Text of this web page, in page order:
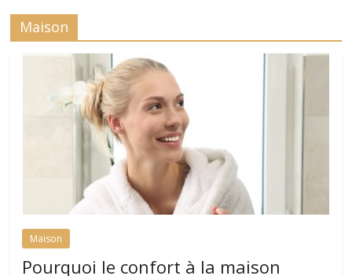
Maison
Maison
Pourquoi le confort à la maison